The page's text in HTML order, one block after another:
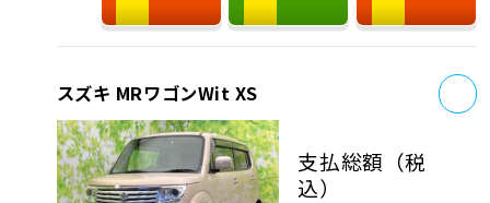
スズキ MRワゴンWit XS
支払総額 （税
込）